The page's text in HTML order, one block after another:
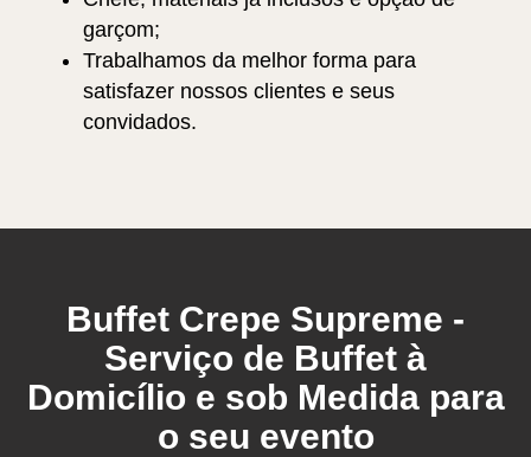
garçom;
Trabalhamos da melhor forma para
satisfazer nossos clientes e seus
convidados.
Buffet Crepe Supreme -
Serviço de Buffet à
Domicílio e sob Medida para
o seu evento